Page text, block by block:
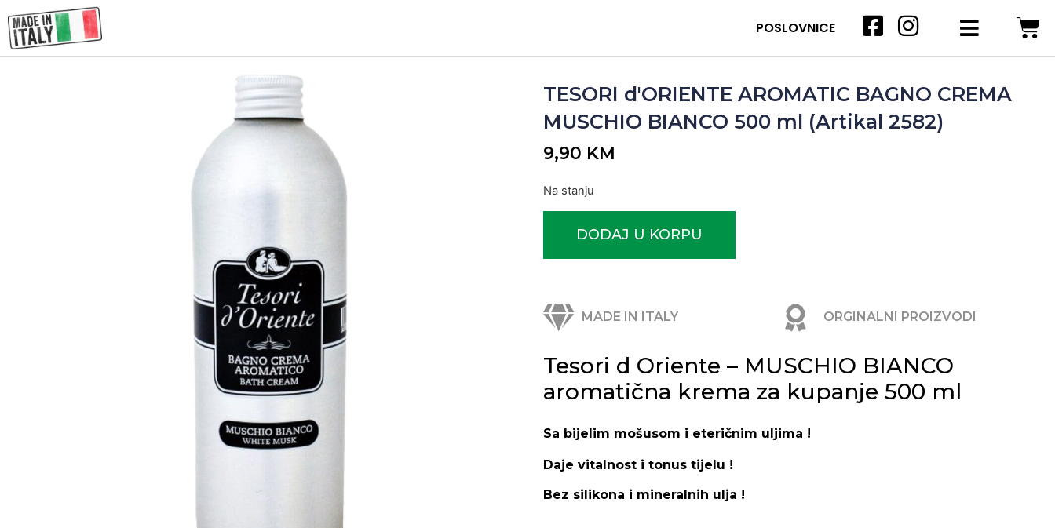
POSLOVNICE
TESORI d'ORIENTE AROMATIC BAGNO CREMA
MUSCHIO BIANCO 500 ml (Artikal 2582)
9,90 KM
Na stanju
DODAJ U KORPU
MADE IN ITALY ORGINALNI PROIZVODI
Tesori d Oriente – MUSCHIO BIANCO
aromatična krema za kupanje 500 ml
Sa bijelim mošusom i eteričnim uljima !
Daje vitalnost i tonus tijelu !
Bez silikona i mineralnih ulja !